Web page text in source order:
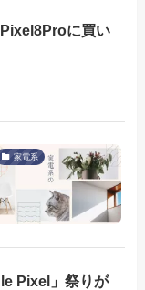
に買い
家電系
Pixel」祭りが